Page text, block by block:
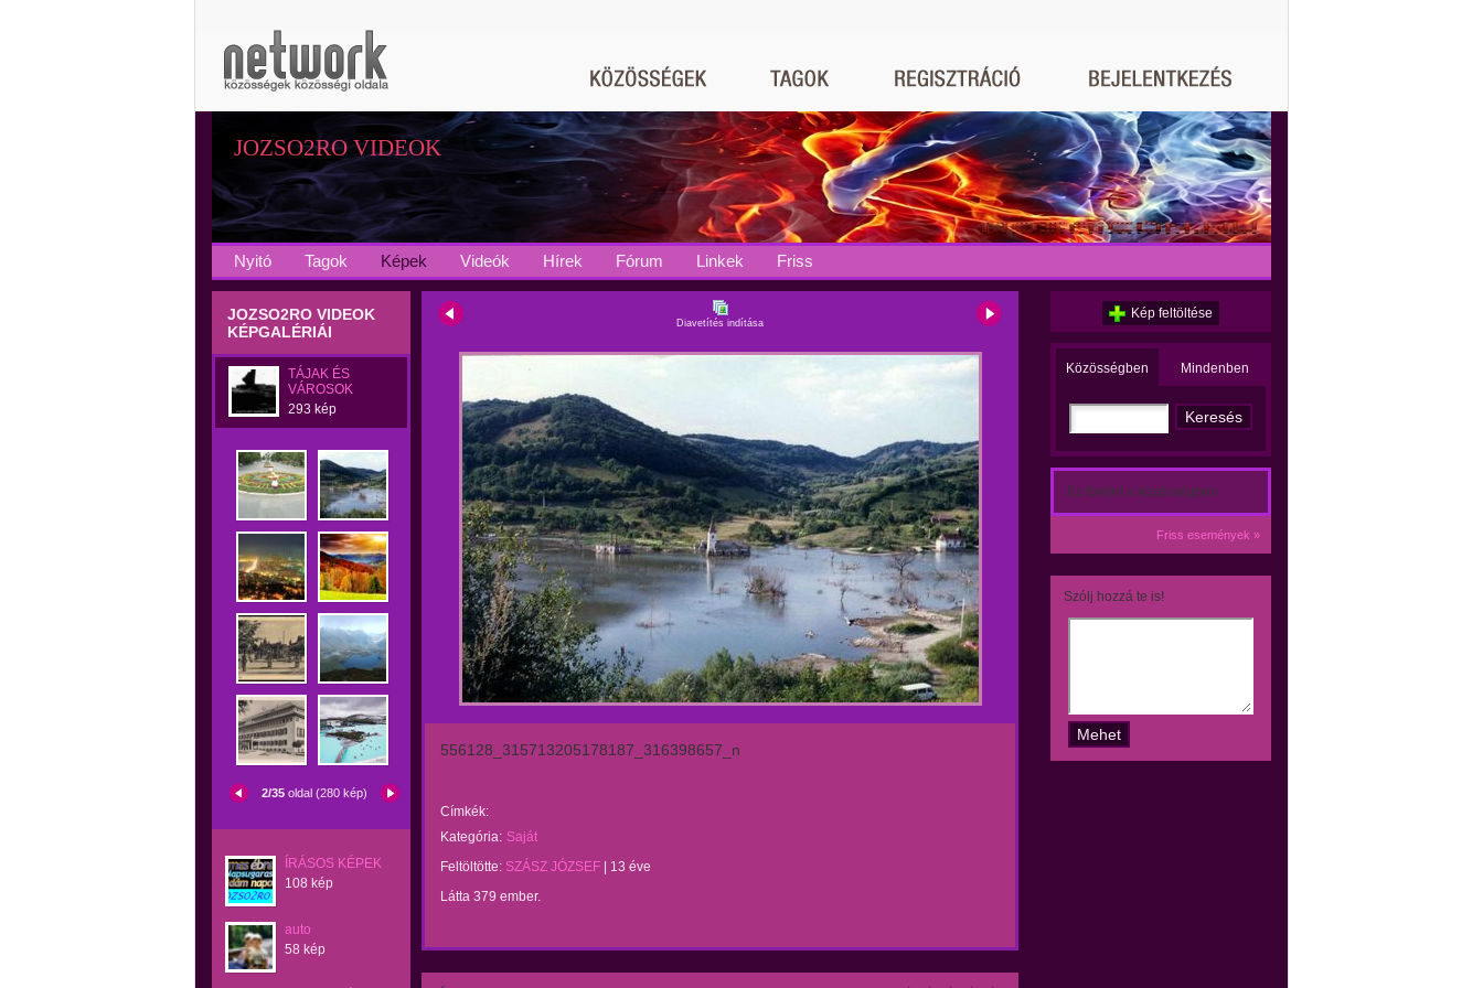
JOZSO2RO VIDEOK
Nyitó Tagok Képek Videók Hírek Fórum Linkek Friss
JOZSO2RO VIDEOK
KÉPGALÉRIÁI
TÁJAK ÉS
VÁROSOK
293 kép
2/35 oldal (280 kép)
ÍRÁSOS KÉPEK
108 kép
auto
58 kép
Diavetítés indítása
556128_315713205178187_316398657_n
Címkék:
Kategória: Saját
Feltöltötte: SZÁSZ JÓZSEF
13 éve
Látta 379 ember.
Kép feltöltése
Közösségben Mindenben
Ez történt a közösségben:
Friss események »
Szólj hozzá te is!